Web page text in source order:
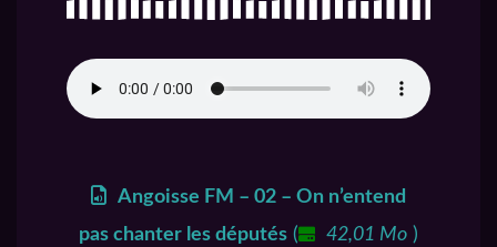
Angoisse FM – 02 – On n’entend
pas chanter les députés ( 42,01 Mo )